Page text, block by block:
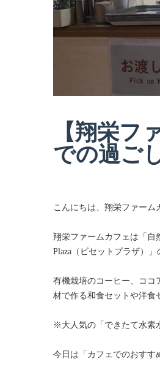
【翔栄フ
での過ご
こんにちは、翔栄ファーム
翔栄ファームカフェは「自
Plaza（ビセットプラザ）」
有機栽培のコーヒー、ココ
材で作る和食セットや洋食
※大人気の「できたて水素
今日は「カフェでのおすす